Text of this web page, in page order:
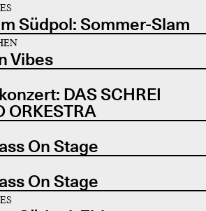
Südpol: Sommer-Slam
Vibes
DAS SCHREI
ORKESTRA
On Stage
On Stage